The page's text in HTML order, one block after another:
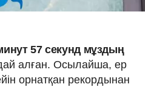
57 секунд мұздың
алған. Осылайша, ер
орнатқан рекордынан